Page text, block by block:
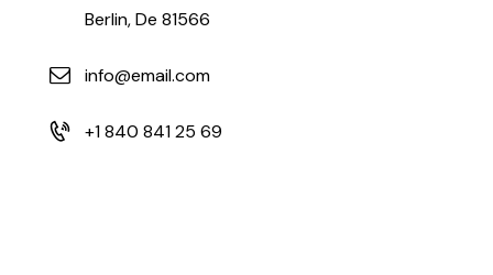
Berlin, De 81566
info@email.com
+1 840 841 25 69